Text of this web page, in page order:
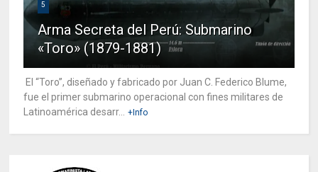
5
Arma Secreta del Perú: Submarino
«Toro» (1879-1881)
El “Toro”, diseñado y fabricado por Juan C. Federico Blume,
fue el primer submarino operacional con fines militares de
Latinoamérica desarr... +Info